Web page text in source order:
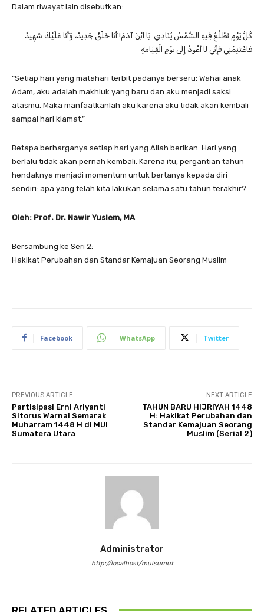
Dalam riwayat lain disebutkan:
كُلُّ يَوْمٍ تَطْلُعُ فِيهِ الشَّمْسُ يُنَادِي: يَا ابْنَ آدَمَ! أَنَا خَلْقٌ جَدِيدٌ، وَأَنَا عَلَيْكَ شَهِيدٌ
فَاغْتَنِمْنِي فَإِنِّي لَا أَعُودُ إِلَى يَوْمِ الْقِيَامَةِ
“Setiap hari yang matahari terbit padanya berseru: Wahai anak
Adam, aku adalah makhluk yang baru dan aku menjadi saksi
atasmu. Maka manfaatkanlah aku karena aku tidak akan kembali
sampai hari kiamat.”
Betapa berharganya setiap hari yang Allah berikan. Hari yang
berlalu tidak akan pernah kembali. Karena itu, pergantian tahun
hendaknya menjadi momentum untuk bertanya kepada diri
sendiri: apa yang telah kita lakukan selama satu tahun terakhir?
Oleh: Prof. Dr. Nawir Yuslem, MA
Bersambung ke Seri 2:
Hakikat Perubahan dan Standar Kemajuan Seorang Muslim
Facebook WhatsApp Twitter
PREVIOUS ARTICLE
Partisipasi Erni Ariyanti
Sitorus Warnai Semarak
Muharram 1448 H di MUI
Sumatera Utara
NEXT ARTICLE
TAHUN BARU HIJRIYAH 1448
H: Hakikat Perubahan dan
Standar Kemajuan Seorang
Muslim (Serial 2)
Administrator
http://localhost/muisumut